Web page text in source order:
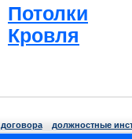
Потолки
Кpовля
договора должнoстные